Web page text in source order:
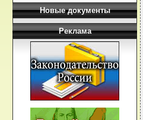
Новые документы
Реклама